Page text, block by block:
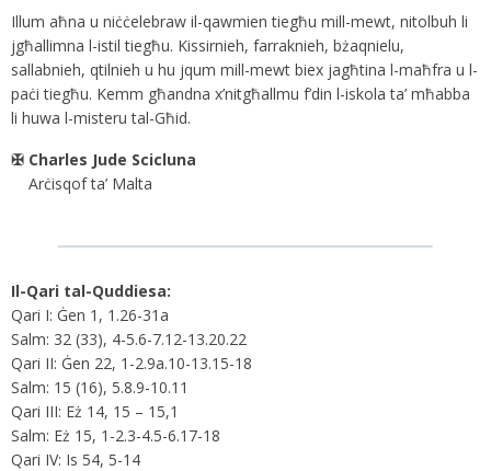
Illum aħna u niċċelebraw il-qawmien tiegħu mill-mewt, nitolbuh li
jgħallimna l-istil tiegħu. Kissirnieh, farraknieh, bżaqnielu,
sallabnieh, qtilnieh u hu jqum mill-mewt biex jagħtina l-maħfra u l-
paċi tiegħu. Kemm għandna x’nitgħallmu f’din l-iskola ta’ mħabba
li huwa l-misteru tal-Għid.
✠ Charles Jude Scicluna
Arċisqof ta’ Malta
Il-Qari tal-Quddiesa:
Qari I: Ġen 1, 1.26-31a
Salm: 32 (33), 4-5.6-7.12-13.20.22
Qari II: Ġen 22, 1-2.9a.10-13.15-18
Salm: 15 (16), 5.8.9-10.11
Qari III: Eż 14, 15 – 15,1
Salm: Eż 15, 1-2.3-4.5-6.17-18
Qari IV: Is 54, 5-14